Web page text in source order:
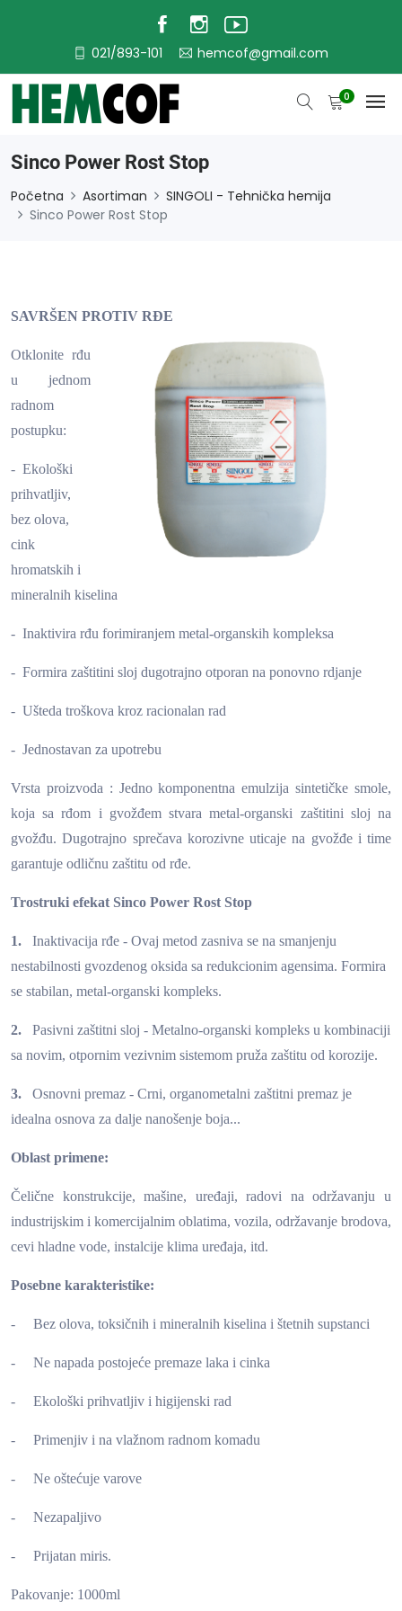
021/893-101 hemcof@gmail.com
0
Sinco Power Rost Stop
Početna Asortiman
SINGOLI - Tehnička hemija
Sinco Power Rost Stop
SAVRŠEN PROTIV RĐE
Otklonite rđu
u jednom
radnom
postupku:
- Ekološki
prihvatljiv,
bez olova,
cink
hromatskih i
mineralnih kiselina
- Inaktivira rđu forimiranjem metal-organskih kompleksa
- Formira zaštitini sloj dugotrajno otporan na ponovno rdjanje
- Ušteda troškova kroz racionalan rad
- Jednostavan za upotrebu
Vrsta proizvoda : Jedno komponentna emulzija sintetičke smole,
koja sa rđom i gvožđem stvara metal-organski zaštitini sloj na
gvožđu. Dugotrajno sprečava korozivne uticaje na gvožđe i time
garantuje odličnu zaštitu od rđe.
Trostruki efekat Sinco Power Rost Stop
1.
Inaktivacija rđe - Ovaj metod zasniva se na smanjenju
nestabilnosti gvozdenog oksida sa redukcionim agensima. Formira
se stabilan, metal-organski kompleks.
2.
Pasivni zaštitni sloj - Metalno-organski kompleks u kombinaciji
sa novim, otpornim vezivnim sistemom pruža zaštitu od korozije.
3.
Osnovni premaz - Crni, organometalni zaštitni premaz je
idealna osnova za dalje nanošenje boja...
Oblast primene:
Čelične konstrukcije, mašine, uređaji, radovi na održavanju u
industrijskim i komercijalnim oblatima, vozila, održavanje brodova,
cevi hladne vode, instalcije klima uređaja, itd.
Posebne karakteristike:
- Bez olova, toksičnih i mineralnih kiselina i štetnih supstanci
- Ne napada postojeće premaze laka i cinka
- Ekološki prihvatljiv i higijenski rad
- Primenjiv i na vlažnom radnom komadu
- Ne oštećuje varove
- Nezapaljivo
- Prijatan miris.
Pakovanje: 1000ml